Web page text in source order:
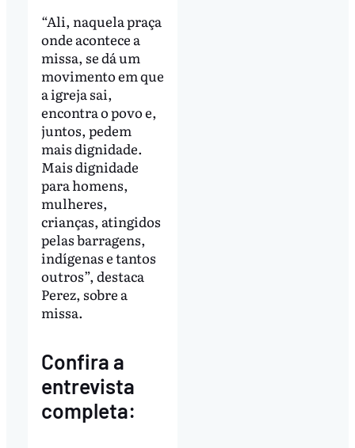
“Ali, naquela praça
onde acontece a
missa, se dá um
movimento em que
a igreja sai,
encontra o povo e,
juntos, pedem
mais dignidade.
Mais dignidade
para homens,
mulheres,
crianças, atingidos
pelas barragens,
indígenas e tantos
outros”, destaca
Perez, sobre a
missa.
Confira a
entrevista
completa: